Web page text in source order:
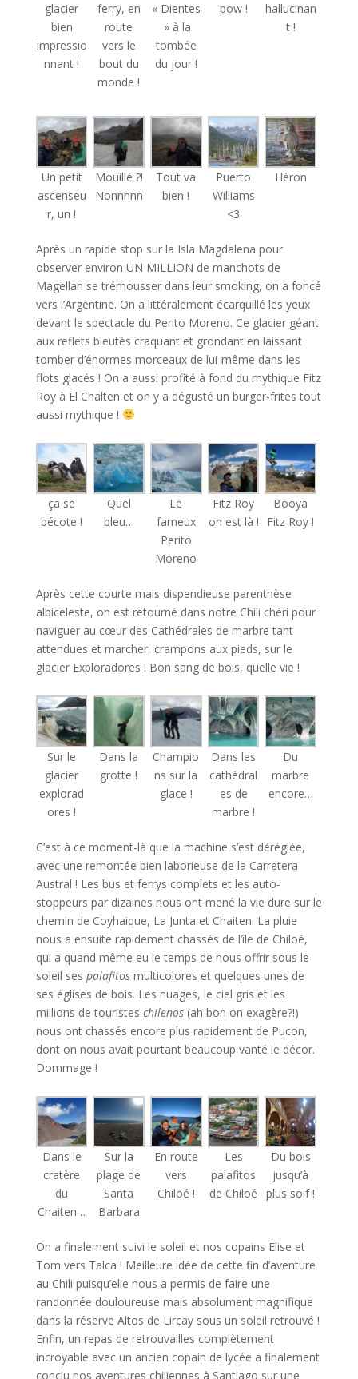
glacier
bien
impressio
nnant !
ferry, en
route
vers le
bout du
monde !
« Dientes
» à la
tombée
du jour !
pow !
hallucinan
t !
Un petit
ascenseu
r, un !
Mouillé ?!
Nonnnnn
Tout va
bien !
Puerto
Williams
<3
Héron
Après un rapide stop sur la Isla Magdalena pour
observer environ UN MILLION de manchots de
Magellan se trémousser dans leur smoking, on a foncé
vers l’Argentine. On a littéralement écarquillé les yeux
devant le spectacle du Perito Moreno. Ce glacier géant
aux reflets bleutés craquant et grondant en laissant
tomber d’énormes morceaux de lui-même dans les
flots glacés ! On a aussi profité à fond du mythique Fitz
Roy à El Chalten et on y a dégusté un burger-frites tout
aussi mythique !
ça se
bécote !
Quel
bleu…
Le
fameux
Perito
Moreno
Fitz Roy
on est là !
Booya
Fitz Roy !
Après cette courte mais dispendieuse parenthèse
albiceleste, on est retourné dans notre Chili chéri pour
naviguer au cœur des Cathédrales de marbre tant
attendues et marcher, crampons aux pieds, sur le
glacier Exploradores ! Bon sang de bois, quelle vie !
Sur le
glacier
explorad
ores !
Dans la
grotte !
Champio
ns sur la
glace !
Dans les
cathédral
es de
marbre !
Du
marbre
encore…
C’est à ce moment-là que la machine s’est déréglée,
avec une remontée bien laborieuse de la Carretera
Austral ! Les bus et ferrys complets et les auto-
stoppeurs par dizaines nous ont mené la vie dure sur le
chemin de Coyhaique, La Junta et Chaiten. La pluie
nous a ensuite rapidement chassés de l’île de Chiloé,
qui a quand même eu le temps de nous offrir sous le
soleil ses palafitosmulticolores et quelques unes de
ses églises de bois. Les nuages, le ciel gris et les
millions de touristes chilenos(ah bon on exagère?!)
nous ont chassés encore plus rapidement de Pucon,
dont on nous avait pourtant beaucoup vanté le décor.
Dommage !
Dans le
cratère
du
Chaiten…
Sur la
plage de
Santa
Barbara
En route
vers
Chiloé !
Les
palafitos
de Chiloé
Du bois
jusqu’à
plus soif !
On a finalement suivi le soleil et nos copains Elise et
Tom vers Talca ! Meilleure idée de cette fin d’aventure
au Chili puisqu’elle nous a permis de faire une
randonnée douloureuse mais absolument magnifique
dans la réserve Altos de Lircay sous un soleil retrouvé !
Enfin, un repas de retrouvailles complètement
incroyable avec un ancien copain de lycée a finalement
conclu nos aventures chiliennes à Santiago sur une